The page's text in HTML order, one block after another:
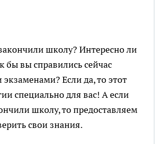
школу? Интересно ли
бы вы справились сейчас
Если да, то этот
специально для вас! А если
школу, то предоставляем
свои знания.